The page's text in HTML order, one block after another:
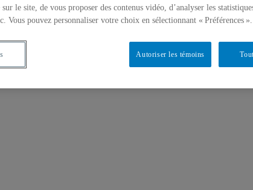
le site, de vous proposer des contenus vidéo, d’analyser les
Vous pouvez personnaliser votre choix en sélectionnant « Préférences ».
Autoriser les témoins